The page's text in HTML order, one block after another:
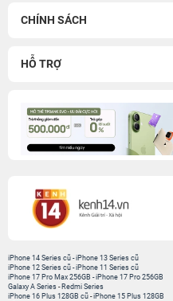
CHÍNH SÁCH
HỖ TRỢ
iPhone 14 Series cũ -iPhone 13 Series cũ
iPhone 12 Series cũ -iPhone 11 Series cũ
iPhone 17 Pro Max 256GB -iPhone 17 Pro 256GB
Galaxy A Series - Redmi Series
iPhone 16 Plus 128GB cũ -iPhone 15 Plus 128GB